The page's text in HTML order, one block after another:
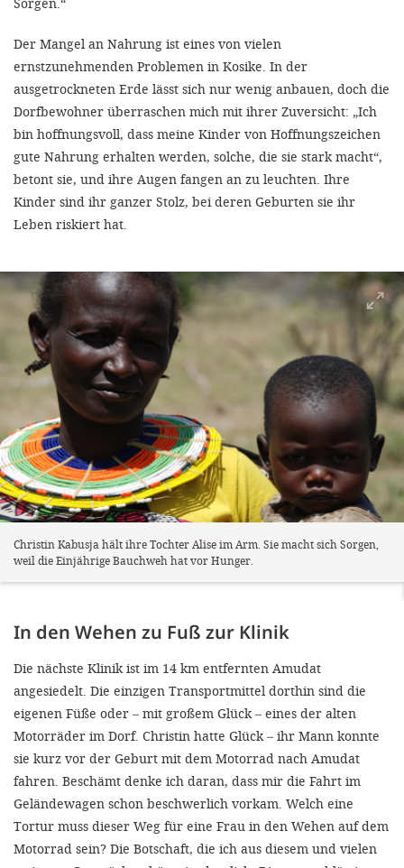
Der Mangel an Nahrung ist eines von vielen
ernstzunehmenden Problemen in Kosike. In der
ausgetrockneten Erde lässt sich nur wenig anbauen, doch die
Dorfbewohner überraschen mich mit ihrer Zuversicht: „Ich
bin hoffnungsvoll, dass meine Kinder von Hoffnungszeichen
gute Nahrung erhalten werden, solche, die sie stark macht“,
betont sie, und ihre Augen fangen an zu leuchten. Ihre
Kinder sind ihr ganzer Stolz, bei deren Geburten sie ihr
Leben riskiert hat.
Christin Kabusja hält ihre Tochter Alise im Arm. Sie macht sich Sorgen,
weil die Einjährige Bauchweh hat vor Hunger.
In den Wehen zu Fuß zur Klinik
Die nächste Klinik ist im 14 km entfernten Amudat
angesiedelt. Die einzigen Transportmittel dorthin sind die
eigenen Füße oder – mit großem Glück – eines der alten
Motorräder im Dorf. Christin hatte Glück – ihr Mann konnte
sie kurz vor der Geburt mit dem Motorrad nach Amudat
fahren. Beschämt denke ich daran, dass mir die Fahrt im
Geländewagen schon beschwerlich vorkam. Welch eine
Tortur muss dieser Weg für eine Frau in den Wehen auf dem
Motorrad sein? Die Botschaft, die ich aus diesem und vielen